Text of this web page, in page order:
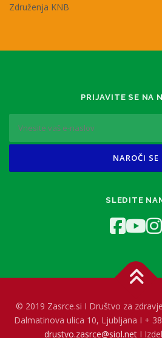
Združenja KNB
PRIJAVITE SE NA
SLEDITE
© 2019 Zasrce.si I Društvo za
Dalmatinova ulica 10, Ljubljana I +
drustvo.zasrce@siol.net I